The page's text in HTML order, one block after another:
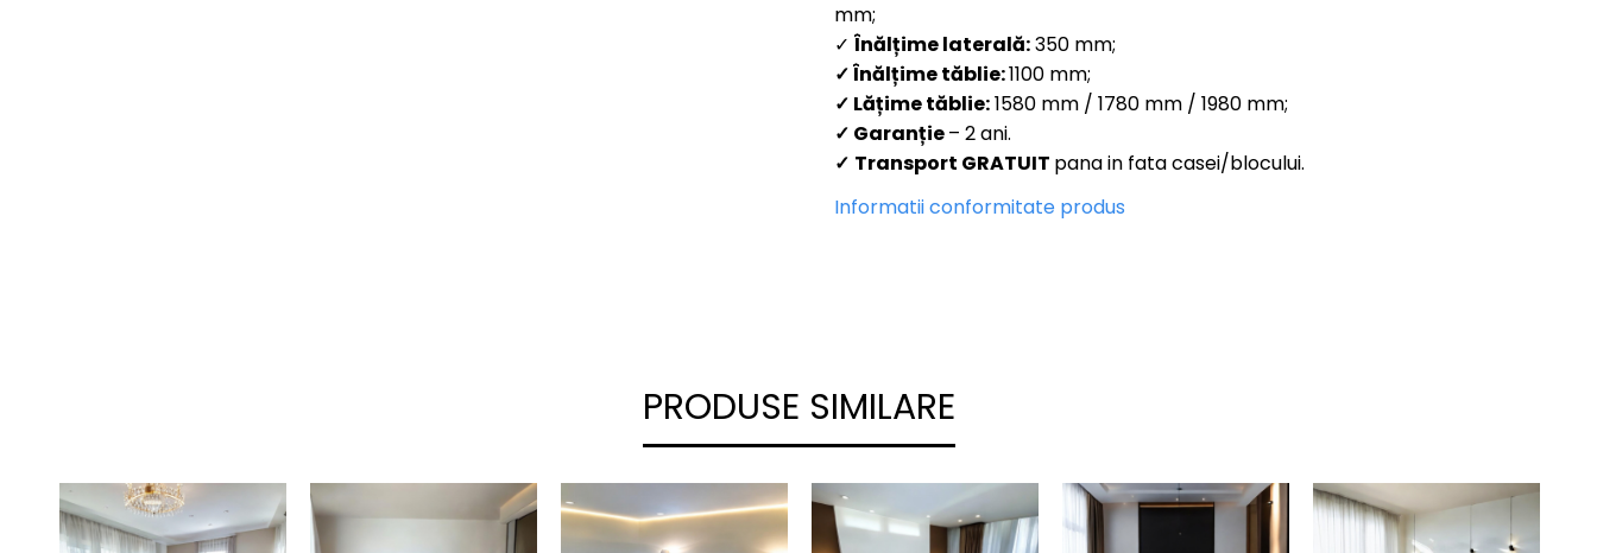
mm;
✓ Înălțime laterală:350 mm;
✓Înălțime tăblie:1100 mm;
✓ Lățime tăblie:1580 mm / 1780 mm / 1980 mm;
✓ Garanție– 2 ani.
✓ Transport GRATUIT pana in fata casei/blocului.
Informatii conformitate produs
PRODUSE SIMILARE